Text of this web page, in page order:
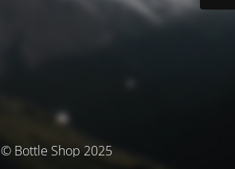
© Bottle Shop 2025